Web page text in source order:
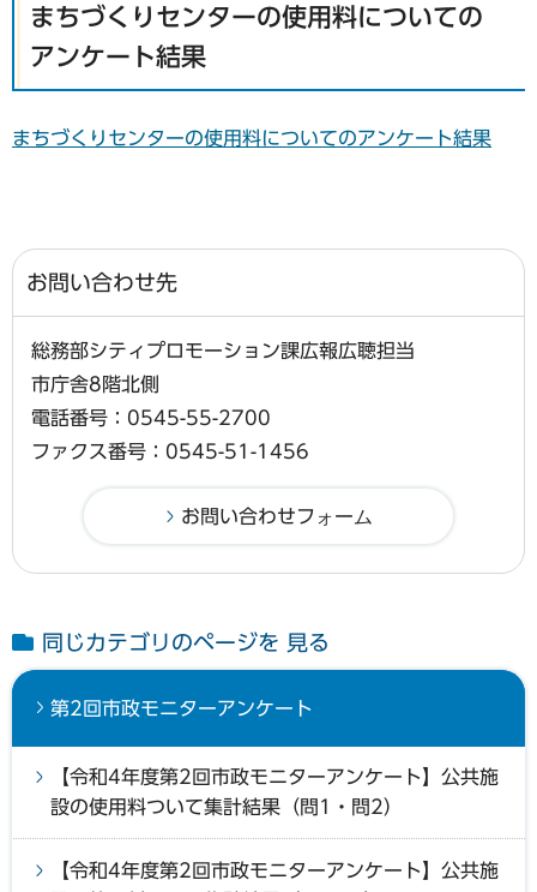
まちづくりセンターの使用料についての
アンケート結果
まちづくりセンターの使用料についてのアンケート結果
お問い合わせ先
総務部シティプロモーション課広報広聴担当
市庁舎8階北側
電話番号：0545-55-2700
ファクス番号：0545-51-1456
同じカテゴリのページを 見る
第2回市政モニターアンケート
【令和4年度第2回市政モニターアンケート】公共施
設の使用料ついて集計結果（問1・問2）
【令和4年度第2回市政モニターアンケート】公共施